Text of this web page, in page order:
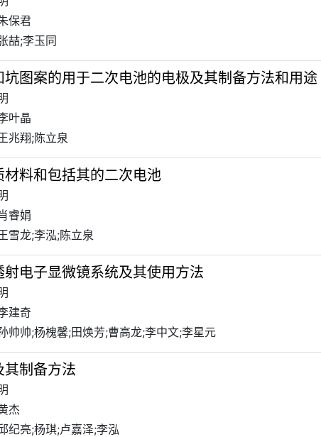
保君
喆;李玉同
坑图案的用于二次电池的电极及其制备方法和用途
叶晶
兆翔;陈立泉
材料和包括其的二次电池
睿娟
雪龙;李泓;陈立泉
射电子显微镜系统及其使用方法
建奇
帅帅;杨槐馨;田焕芳;曹高龙;李中文;李星元
其制备方法
杰
纪亮;杨琪;卢嘉泽;李泓